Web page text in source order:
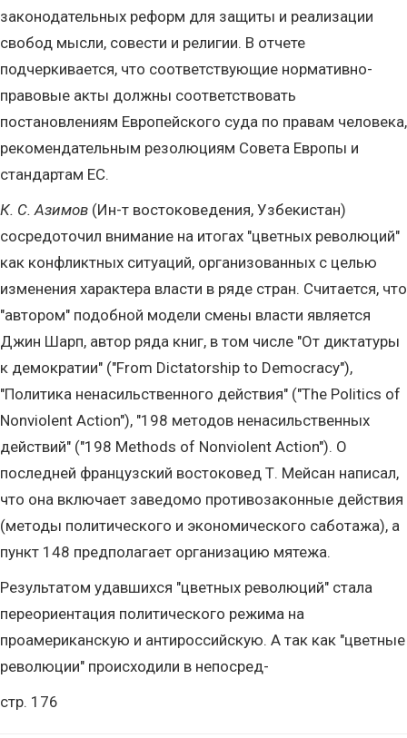
законодательных реформ для защиты и реализации
свобод мысли, совести и религии. В отчете
подчеркивается, что соответствующие нормативно-
правовые акты должны соответствовать
постановлениям Европейского суда по правам человека,
рекомендательным резолюциям Совета Европы и
стандартам ЕС.
К. С. Азимов (Ин-т востоковедения, Узбекистан)
сосредоточил внимание на итогах "цветных революций"
как конфликтных ситуаций, организованных с целью
изменения характера власти в ряде стран. Считается, что
"автором" подобной модели смены власти является
Джин Шарп, автор ряда книг, в том числе "От диктатуры
к демократии" ("From Dictatorship to Democracy"),
"Политика ненасильственного действия" ("The Politics of
Nonviolent Action"), "198 методов ненасильственных
действий" ("198 Methods of Nonviolent Action"). О
последней французский востоковед Т. Мейсан написал,
что она включает заведомо противозаконные действия
(методы политического и экономического саботажа), а
пункт 148 предполагает организацию мятежа.
Результатом удавшихся "цветных революций" стала
переориентация политического режима на
проамериканскую и антироссийскую. А так как "цветные
революции" происходили в непосред-
стр. 176